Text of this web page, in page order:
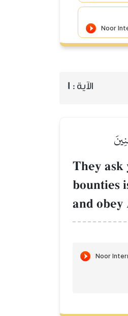
الآية : 1
They ask
bounties
and obey